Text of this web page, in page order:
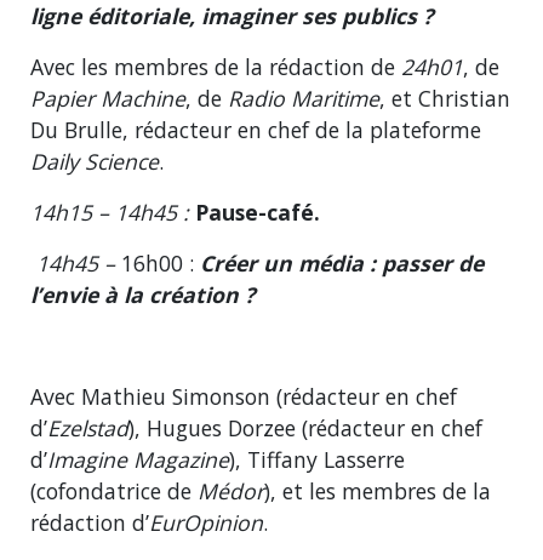
ligne éditoriale, imaginer ses publics ?
Avec les membres de la rédaction de 24h01, de
Papier Machine, de Radio Maritime, et Christian
Du Brulle, rédacteur en chef de la plateforme
Daily Science.
14h15 – 14h45 : Pause-café.
14h45 – 16h00 : Créer un média : passer de
l’envie à la création ?
Avec Mathieu Simonson (rédacteur en chef
d’Ezelstad), Hugues Dorzee (rédacteur en chef
d’Imagine Magazine), Tiffany Lasserre
(cofondatrice de Médor), et les membres de la
rédaction d’EurOpinion.